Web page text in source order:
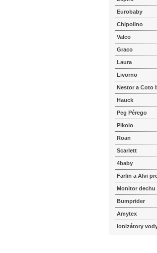
Eurobaby
Chipolino
Valco
Graco
Laura
Livorno
Nestor a Coto
Hauck
Peg Pérego
Pikolo
Roan
Scarlett
4baby
Farlin a Alvi
Monitor dechu
Bumprider
Amytex
Ionizátory